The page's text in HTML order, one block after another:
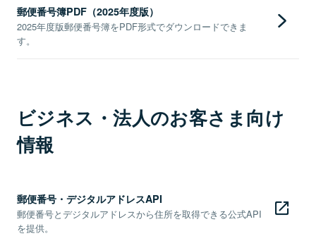
郵便番号簿PDF（2025年度版）
2025年度版郵便番号簿をPDF形式でダウンロードできま
す。
ビジネス・法人のお客さま向け
情報
郵便番号・デジタルアドレスAPI
郵便番号とデジタルアドレスから住所を取得できる公式API
を提供。